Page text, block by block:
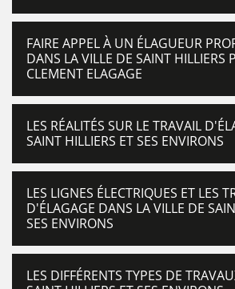
FAIRE APPEL À UN ÉLAGUEUR
DANS LA VILLE DE SAINT HILLIERS
CLEMENT ELAGAGE
LES RÉALITÉS SUR LE TRAVAIL
SAINT HILLIERS ET SES ENVIRONS
LES LIGNES ÉLECTRIQUES ET LES
D'ÉLAGAGE DANS LA VILLE DE
SES ENVIRONS
LES DIFFÉRENTS TYPES DE